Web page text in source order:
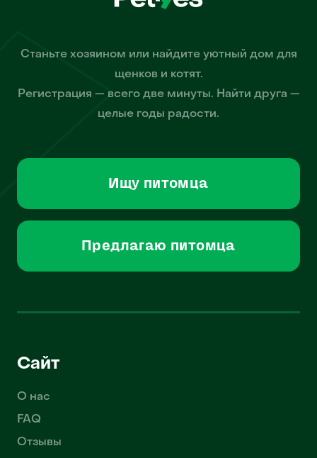
Станьте хозяином или найдите уютный дом для
щенков и котят.
Регистрация — всего две минуты. Найти друга —
целые годы радости.
Ищу питомца
Предлагаю питомца
Сайт
О нас
FAQ
Отзывы